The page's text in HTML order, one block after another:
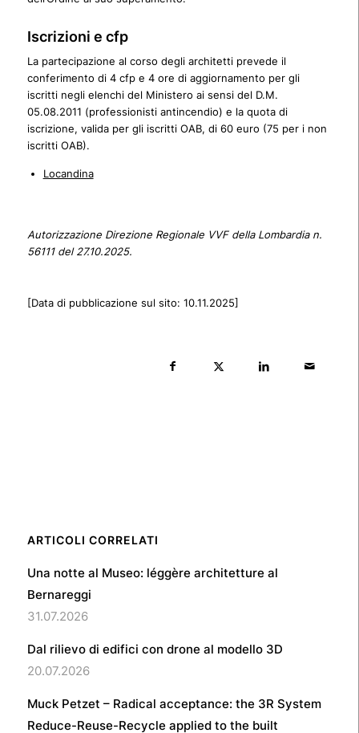
Iscrizioni e cfp
La partecipazione al corso degli architetti prevede il
conferimento di 4 cfp e 4 ore di aggiornamento per gli
iscritti negli elenchi del Ministero ai sensi del D.M.
05.08.2011 (professionisti antincendio) e la quota di
iscrizione, valida per gli iscritti OAB, di 60 euro (75 per i non
iscritti OAB).
Locandina
Autorizzazione Direzione Regionale VVF della Lombardia n.
56111 del 27.10.2025.
[Data di pubblicazione sul sito: 10.11.2025]
ARTICOLI CORRELATI
Una notte al Museo: léggère architetture al
Bernareggi
31.07.2026
Dal rilievo di edifici con drone al modello 3D
20.07.2026
Muck Petzet – Radical acceptance: the 3R System
Reduce-Reuse-Recycle applied to the built